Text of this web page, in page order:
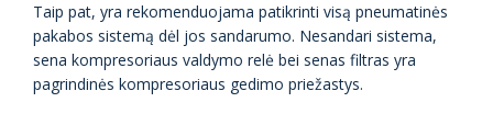
Taip pat, yra rekomenduojama patikrinti visą pneumatinės
pakabos sistemą dėl jos sandarumo. Nesandari sistema,
sena kompresoriaus valdymo relė bei senas filtras yra
pagrindinės kompresoriaus gedimo priežastys.